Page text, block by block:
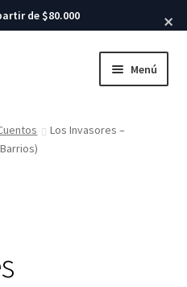
Buscar libros
de $80.000 ×
Menú
Los Invasores –